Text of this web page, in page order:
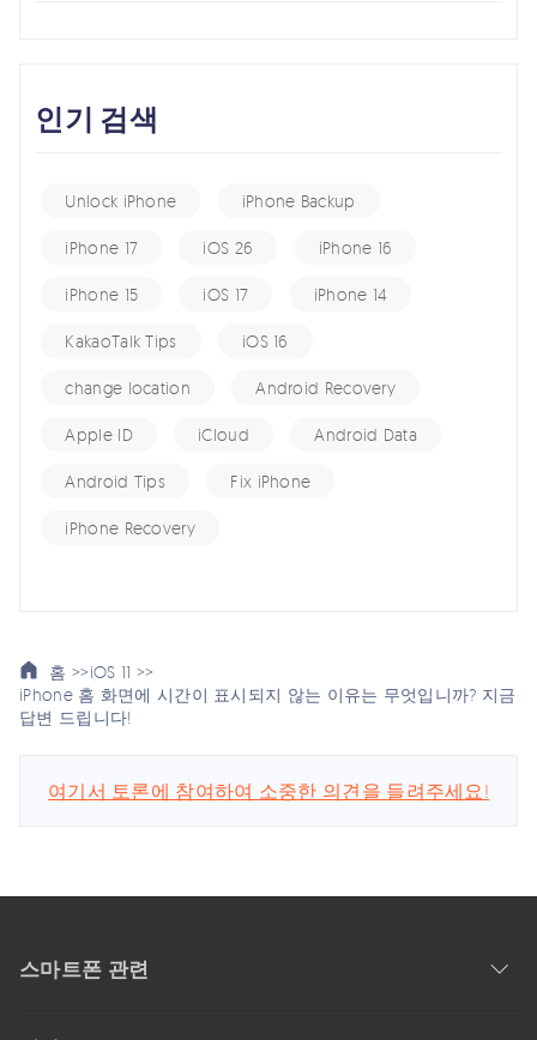
인기 검색
Unlock iPhone iPhone Backup
iPhone 17 iOS 26 iPhone 16
iPhone 15 iOS 17 iPhone 14
KakaoTalk Tips iOS 16
change location Android Recovery
Apple ID iCloud Android Data
Android Tips Fix iPhone
iPhone Recovery
홈 >>iOS 11 >>
iPhone 홈 화면에 시간이 표시되지 않는 이유는 무엇입니까? 지금
답변 드립니다!
여기서 토론에 참여하여 소중한 의견을 들려주세요!
스마트폰 관련